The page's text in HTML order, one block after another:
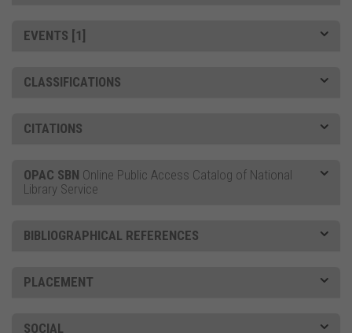
EVENTS [1]
CLASSIFICATIONS
CITATIONS
OPAC SBN Online Public Access Catalog of National
Library Service
BIBLIOGRAPHICAL REFERENCES
PLACEMENT
SOCIAL